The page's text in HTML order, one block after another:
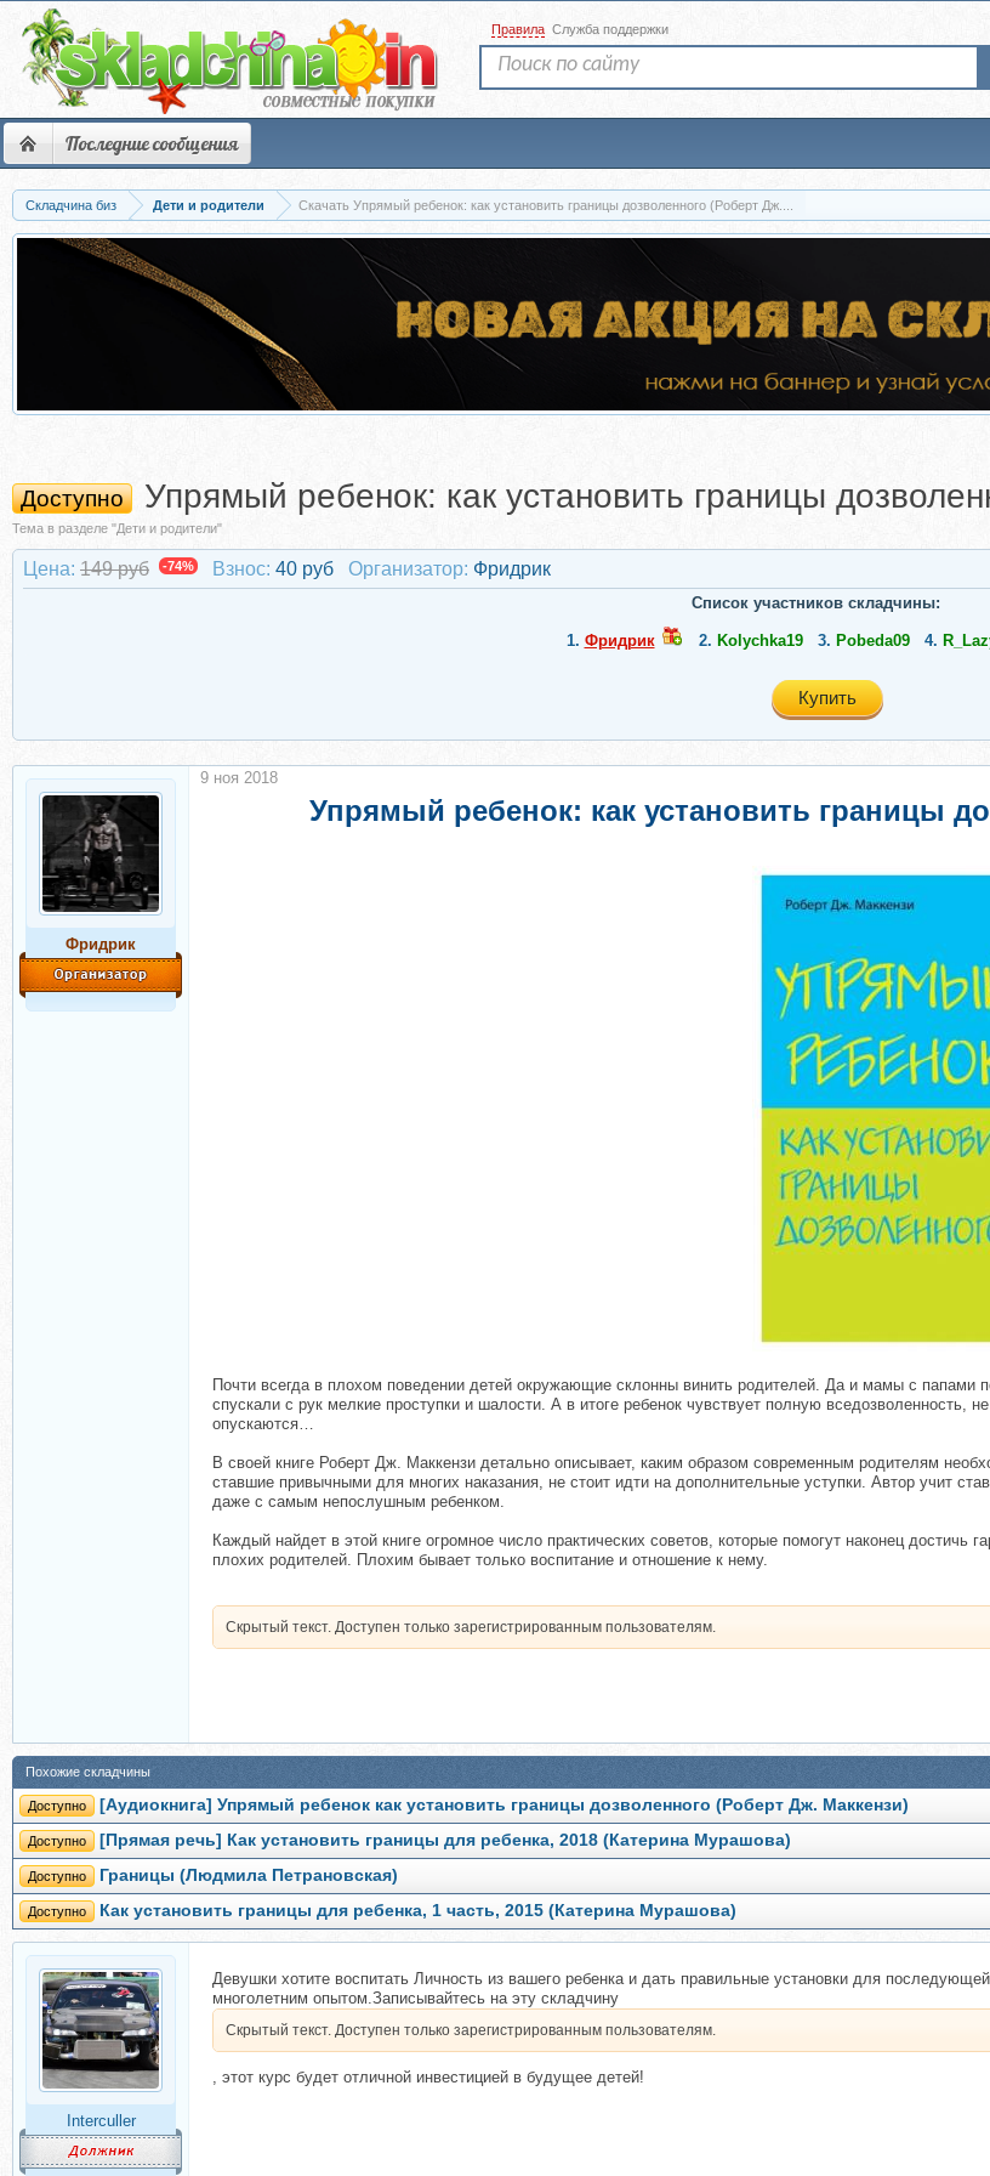
Последние сообщения
Правила Служба поддержки
Складчина биз Дети и родители Скачать Упрямый ребенок: как установить границы дозволенного (Роберт Дж....
Доступно Упрямый ребенок: как установить границы
Тема в разделе "Дети и родители"
Цена: 149 руб -74% Взнос: 40 руб Организатор: Фридрик
Список участников складчины:
1. Фридрик 2. Kolychka19 3. Pobeda09 4.
Купить
Фридрик
Упрямый ребенок: как установить границы
Почти всегда в плохом поведении детей окружающие склонны винить родителей. Да и мамы с
спускали с рук мелкие проступки и шалости. А в итоге ребенок чувствует полную вседозволенность,
опускаются…
В своей книге Роберт Дж. Маккензи детально описывает, каким образом современным родителям
ставшие привычными для многих наказания, не стоит идти на дополнительные уступки. Автор учит
даже с самым непослушным ребенком.
Каждый найдет в этой книге огромное число практических советов, которые помогут наконец
плохих родителей. Плохим бывает только воспитание и отношение к нему.
Скрытый текст. Доступен только зарегистрированным пользователям.
9 ноя 2018
Похожие складчины
Доступно [Аудиокнига] Упрямый ребенок как установить границы дозволенного (Роберт Дж. Маккензи)
Доступно [Прямая речь] Как установить границы для ребенка, 2018 (Катерина Мурашова)
Доступно Границы (Людмила Петрановская)
Доступно Как установить границы для ребенка, 1 часть, 2015 (Катерина Мурашова)
Interculler
Девушки хотите воспитать Личность из вашего ребенка и дать правильные установки для
многолетним опытом.Записывайтесь на эту складчину
Скрытый текст. Доступен только зарегистрированным пользователям.
, этот курс будет отличной инвестицией в будущее детей!